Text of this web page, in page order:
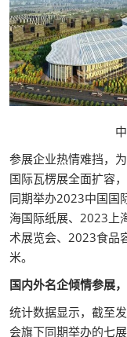
参展企业热情难挡，
国际瓦楞展全面扩容
同期举办2023中国国
海国际纸展、2023上
术展览会、2023食品
米。
国内外名企倾情参展
统计数据显示，截至
会旗下同期举办的七